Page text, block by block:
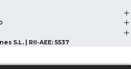
S.L. | RII-AEE: 5537